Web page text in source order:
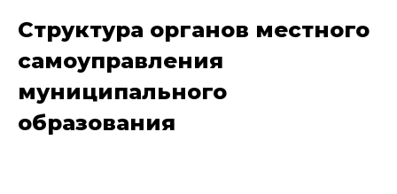
Структура органов местного
самоуправления
муниципального
образования